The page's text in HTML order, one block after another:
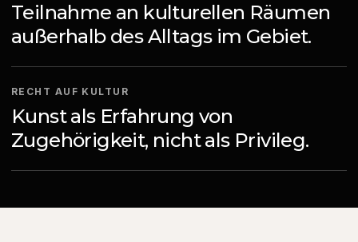
Teilnahme an kulturellen Räumen
außerhalb des Alltags im Gebiet.
RECHT AUF KULTUR
Kunst als Erfahrung von
Zugehörigkeit, nicht als Privileg.